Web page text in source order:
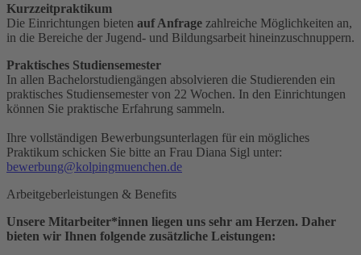
Kurzzeitpraktikum
Die Einrichtungen bieten auf Anfrage zahlreiche Möglichkeiten an,
in die Bereiche der Jugend- und Bildungsarbeit hineinzuschnuppern.
Praktisches Studiensemester
In allen Bachelorstudiengängen absolvieren die Studierenden ein
praktisches Studiensemester von 22 Wochen. In den Einrichtungen
können Sie praktische Erfahrung sammeln.
Ihre vollständigen Bewerbungsunterlagen für ein mögliches
Praktikum schicken Sie bitte an Frau Diana Sigl unter:
bewerbung@kolpingmuenchen.de
Arbeitgeberleistungen & Benefits
Unsere Mitarbeiter*innen liegen uns sehr am Herzen. Daher
bieten wir Ihnen folgende zusätzliche Leistungen: